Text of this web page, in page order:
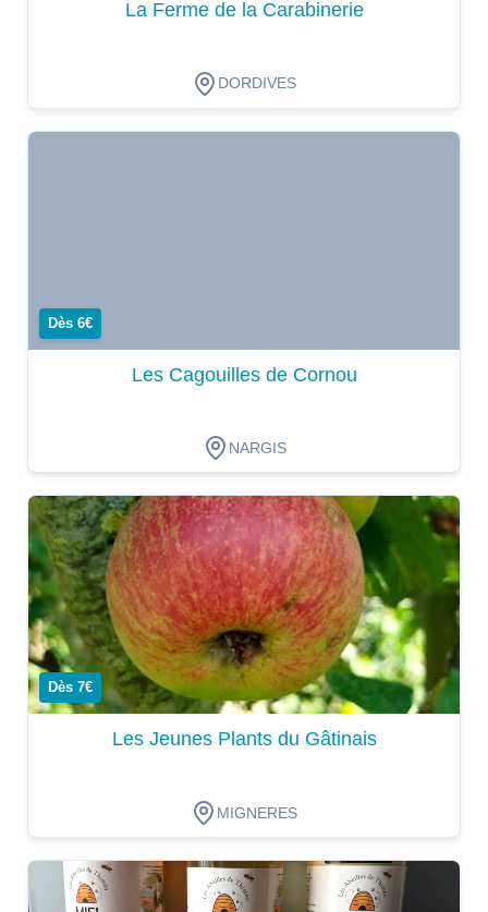
La Ferme de la Carabinerie
DORDIVES
Dès 6€
Les Cagouilles de Cornou
NARGIS
Dégustation
Dès 7€
Les Jeunes Plants du Gâtinais
MIGNERES
Dégustation